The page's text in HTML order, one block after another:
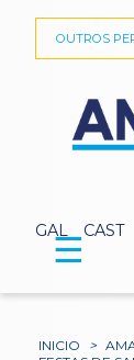
GAL CAST
OUTROS
☰
INICIO >